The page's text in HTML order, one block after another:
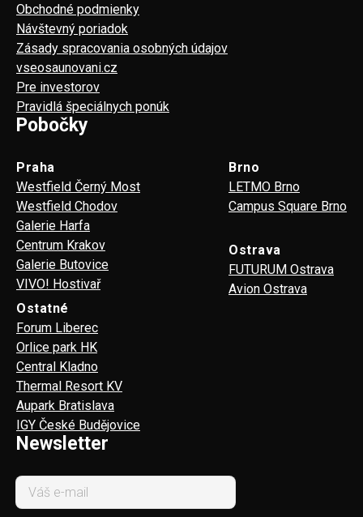
Obchodné podmienky
Návštevný poriadok
Zásady spracovania osobných údajov
vseosaunovani.cz
Pre investorov
Pravidlá špeciálnych ponúk
Pobočky
Praha
Westfield Černý Most
Westfield Chodov
Galerie Harfa
Centrum Krakov
Galerie Butovice
VIVO! Hostivař
Brno
LETMO Brno
Campus Square Brno
Ostrava
FUTURUM Ostrava
Avion Ostrava
Ostatné
Forum Liberec
Orlice park HK
Central Kladno
Thermal Resort KV
Aupark Bratislava
IGY České Budějovice
Newsletter